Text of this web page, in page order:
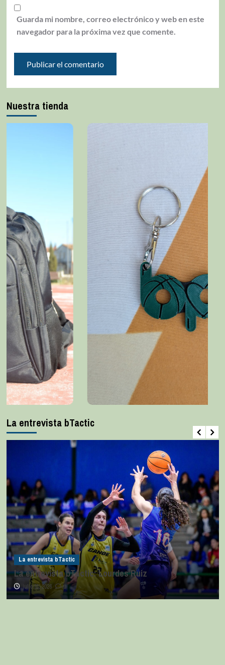
Guarda mi nombre, correo electrónico y web en este
navegador para la próxima vez que comente.
Nuestra tienda
La entrevista bTactic
La entrevista bTactic
La entrevista bTactic: Lourdes Ruiz
julio 11, 2026 0